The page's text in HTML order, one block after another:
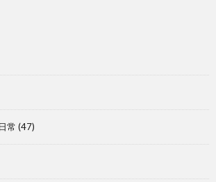
常 (47)